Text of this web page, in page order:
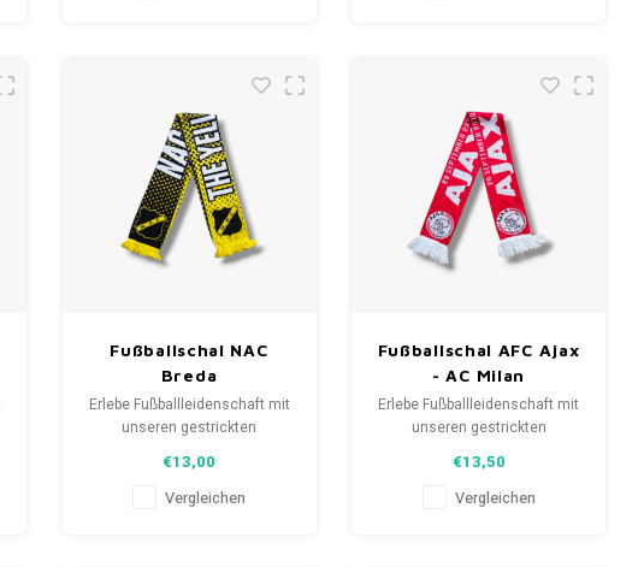
Deine Quelle für einzigartige
Deine Quelle für einzigartige
Fußballschal NAC
Breda
Erlebe Fußballleidenschaft mit
unseren gestrickten
bis Spielernamen, jedes
erzählt eine Geschichte.
€13,00
Vergleichen
Fußballschal AFC Ajax
- AC Milan
Erlebe Fußballleidenschaft mit
unseren gestrickten
bis Spielernamen, jedes
erzählt eine Geschichte.
€13,50
Vergleichen